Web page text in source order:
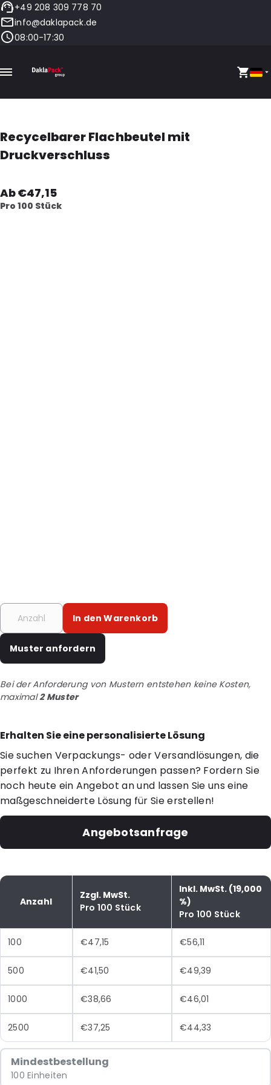
+49 208 309 778 70
info@daklapack.de
08:00-17:30
Recycelbarer Flachbeutel mit
Druckverschluss
Ab €47,15
Pro 100 Stück
In den Warenkorb
Muster anfordern
Bei der Anforderung von Mustern entstehen keine Kosten,
maximal2 Muster
Erhalten Sie eine personalisierte Lösung
Sie suchen Verpackungs- oder Versandlösungen, die
perfekt zu Ihren Anforderungen passen? Fordern Sie
noch heute ein Angebot an und lassen Sie uns eine
maßgeschneiderte Lösung für Sie erstellen!
Angebotsanfrage
Anzahl
Zzgl. MwSt.
Pro 100 Stück
Inkl. MwSt. (19,000
%)
Pro 100 Stück
100 €47,15 €56,11
500 €41,50 €49,39
1000 €38,66 €46,01
2500 €37,25 €44,33
Mindestbestellung
100 Einheiten